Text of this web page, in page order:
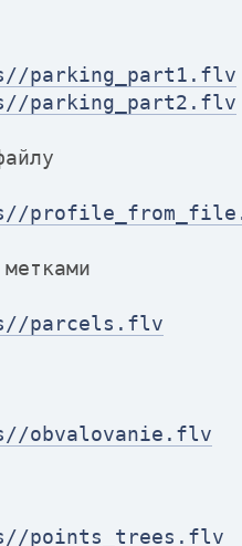
parking_part1.flv
parking_part2.flv
parcels.flv
obvalovanie.flv
points_trees.flv